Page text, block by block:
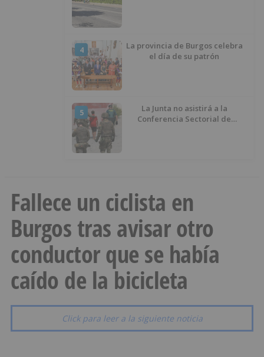
4
La provincia de Burgos celebra
el día de su patrón
5
La Junta no asistirá a la
Conferencia Sectorial de
Fallece un ciclista en
Burgos tras avisar otro
conductor que se había
caído de la bicicleta
Click para leer a la siguiente noticia